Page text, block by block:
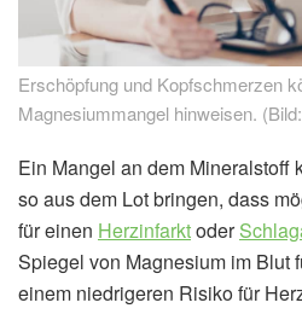
Erschöpfung und Kopfschmerzen
Magnesiummangel hinweisen.
Ein Mangel an dem Mineralstoff
so aus dem Lot bringen, dass
für einen Herzinfarktoder
Spiegel von Magnesium im Blut
einem niedrigeren Risiko für